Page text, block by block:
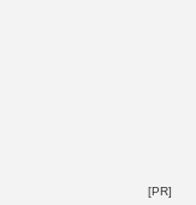
[PR]